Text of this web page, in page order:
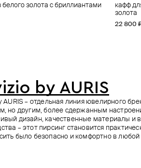
белого золота с бриллиантами
кафф
золота
22 800
из золота threeleaf
топ для
gemmed
21 400 ₽
из золота battle axe
19 200 ₽
при
из золота threeleaf
топ для
31 600 ₽
by AURIS
AURIS – отдельная линия ювелирного
но другим, более сдержанным
дизайн, качественные материалы и
– этот пирсинг становится
было безопасно и комфортно в любой